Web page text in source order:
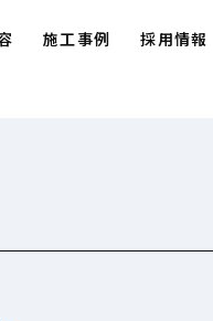
施工事例 採用情報